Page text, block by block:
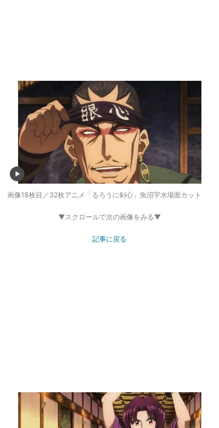
画像18枚目／32枚アニメ「るろうに剣心」魚沼宇水場面カット
▼スクロールで次の画像をみる▼
記事に戻る